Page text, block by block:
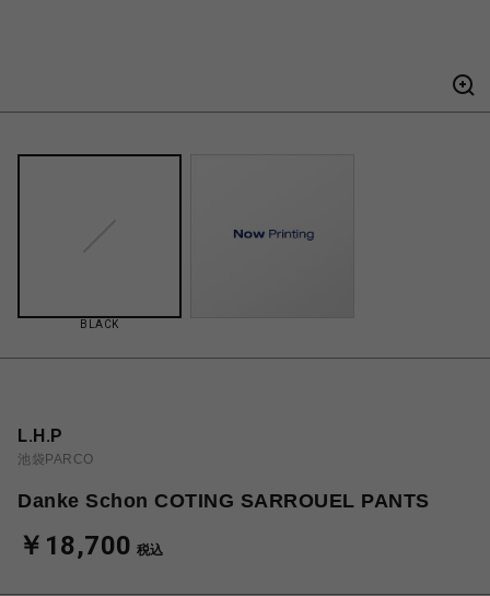
BLACK
L.H.P
池袋PARCO
Danke Schon COTING SARROUEL PANTS
￥18,700 税込